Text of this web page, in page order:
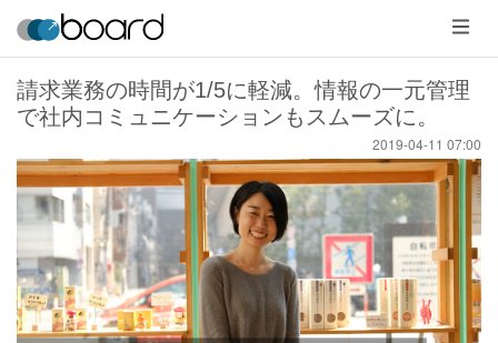
メ
ニ
ュ
ー
請求業務の時間が1/5に軽減。情報の一元管理
で社内コミュニケーションもスムーズに。
2019-04-11 07:00